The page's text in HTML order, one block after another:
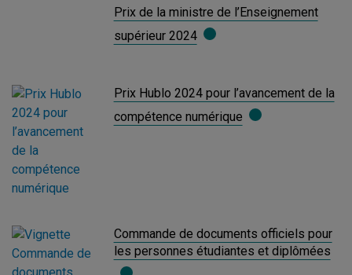
Prix de la ministre de l’Enseignement
supérieur 2024
Prix Hublo 2024 pour l’avancement de la
compétence numérique
Commande de documents officiels pour
les personnes étudiantes et diplômées